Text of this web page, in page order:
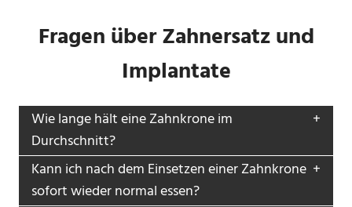
Fragen über Zahnersatz und
Implantate
Wie lange hält eine Zahnkrone im
Durchschnitt?
Kann ich nach dem Einsetzen einer Zahnkrone
sofort wieder normal essen?